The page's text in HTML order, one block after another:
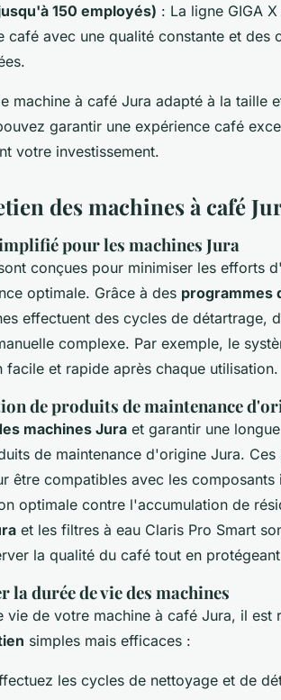
150 employés) : La ligne GIGA
café avec une qualité constante et des
machine à café Jura adapté à la taille
garantir une expérience café
votre investissement.
des machines à café
pour les machines Jura
conçues pour minimiser les efforts
optimale. Grâce à des programmes
effectuent des cycles de détartrage,
complexe. Par exemple, le
facile et rapide après chaque utilisation.
de produits de maintenance
machines Jura et garantir une
de maintenance d'origine Jura.
être compatibles avec les composants
optimale contre l'accumulation de
et les filtres à eau Claris Pro Smart
la qualité du café tout en
durée de vie des machines
vie de votre machine à café Jura, il est
simples mais efficaces :
les cycles de nettoyage et de